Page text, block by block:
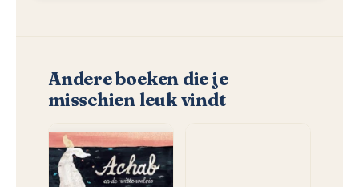
Andere boeken die je
misschien leuk vindt